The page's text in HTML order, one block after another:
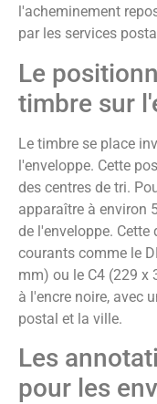
l'acheminement
par les services
Le
timbre sur
Le timbre se place
l'enveloppe. Cette
des centres de tri.
apparaître à environ
de l'enveloppe.
courants comme le
mm) ou le C4 (229 x
à l'encre noire, avec
postal et la ville.
Les
pour les